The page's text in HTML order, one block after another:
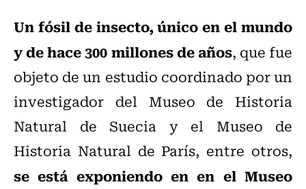
Un fósil de insecto, único en el mundo
y de hace 300 millones de años, que fue
objeto de un estudio coordinado por un
investigador del Museo de Historia
Natural de Suecia y el Museo de
Historia Natural de París, entre otros,
se está exponiendo en en el Museo